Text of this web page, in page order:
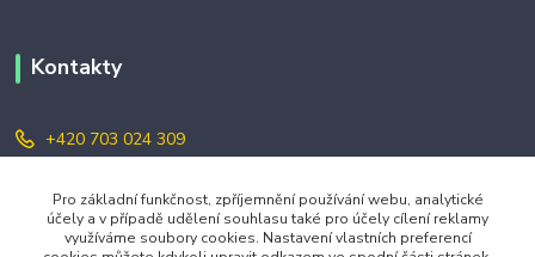
Kontakty
+420 703 024 309
objednavky@zavazuj.cz
Pro základní funkčnost, zpříjemnění používání webu, analytické
účely a v případě udělení souhlasu také pro účely cílení reklamy
využíváme soubory cookies. Nastavení vlastních preferencí